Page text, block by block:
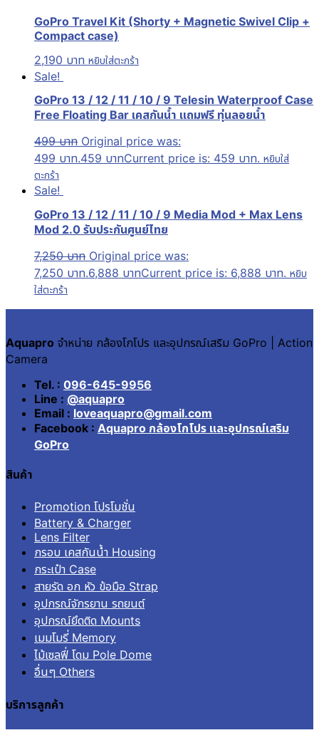
GoPro Travel Kit (Shorty + Magnetic Swivel Clip +
Compact case)
2,190 บาท หยิบใส่ตะกร้า
Sale!
GoPro 13 / 12 / 11 / 10 / 9 Telesin Waterproof Case
Free Floating Bar เคสกันน้ำ แถมฟรี ทุ่นลอยน้ำ
499บาท Original price was:
499 บาท.459 บาทCurrent price is: 459 บาท. หยิบใส่
ตะกร้า
Sale!
GoPro 13 / 12 / 11 / 10 / 9 Media Mod + Max Lens
Mod 2.0 รับประกันศูนย์ไทย
7,250บาท Original price was:
7,250 บาท.6,888 บาทCurrent price is: 6,888 บาท. หยิบ
ใส่ตะกร้า
Aquapro จำหน่าย กล้องโกโปร และอุปกรณ์เสริม GoPro | Action
Camera
Tel. : 096-645-9956
Line : @aquapro
Email : loveaquapro@gmail.com
Facebook : Aquapro กล้องโกโปร และอุปกรณ์เสริม
GoPro
สินค้า
Promotion โปรโมชั่น
Battery & Charger
Lens Filter
กรอบ เคสกันน้ำ Housing
กระเป๋า Case
สายรัด อก หัว ข้อมือ Strap
อุปกรณ์จักรยาน รถยนต์
อุปกรณ์ยึดติด Mounts
เมมโมรี่ Memory
ไม้เซลฟี่ โดม Pole Dome
อื่นๆ Others
บริการลูกค้า